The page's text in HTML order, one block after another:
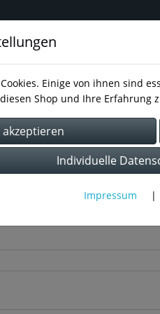
AGB
Einige von ihnen sind
Shop und Ihre Erfahrung
Individuelle
Impressum |